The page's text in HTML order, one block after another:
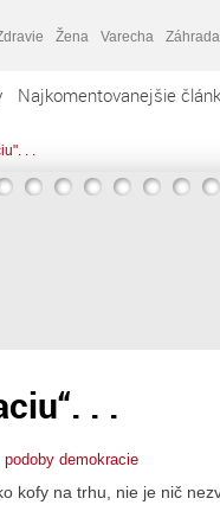
Žena Varecha Záhrada
Najkomentovanejšie
. .
. .
podoby demokracie
kofy na trhu, nie je nič